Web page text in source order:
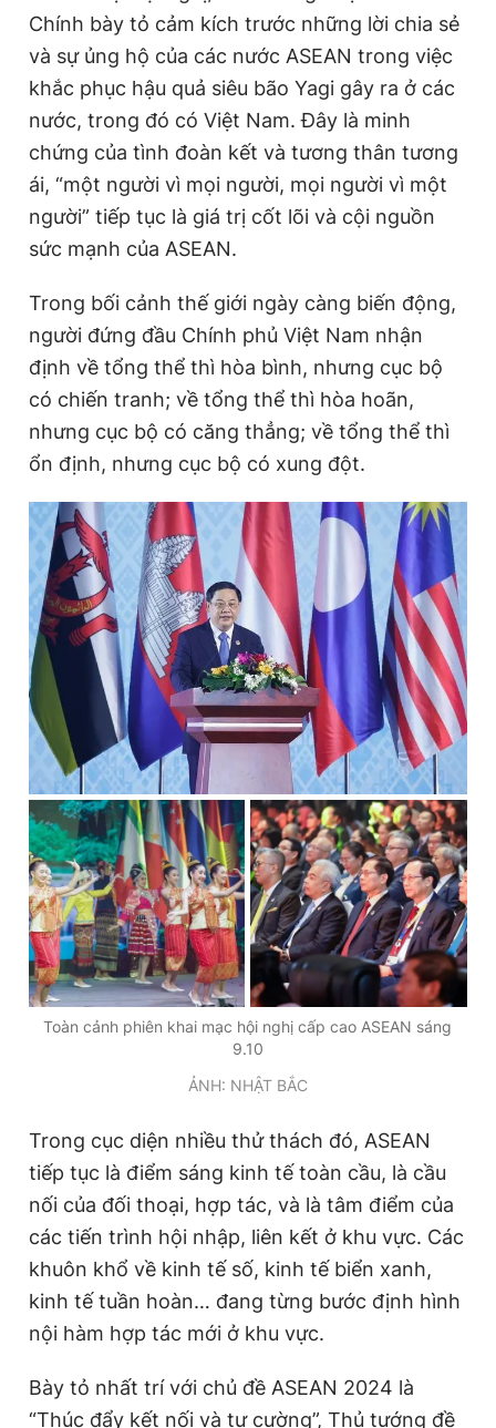
Chính bày tỏ cảm kích trước những lời chia sẻ
và sự ủng hộ của các nước ASEAN trong việc
khắc phục hậu quả siêu bão Yagi gây ra ở các
nước, trong đó có Việt Nam. Đây là minh
chứng của tình đoàn kết và tương thân tương
ái, “một người vì mọi người, mọi người vì một
người” tiếp tục là giá trị cốt lõi và cội nguồn
sức mạnh của ASEAN.
Trong bối cảnh thế giới ngày càng biến động,
người đứng đầu Chính phủ Việt Nam nhận
định về tổng thể thì hòa bình, nhưng cục bộ
có chiến tranh; về tổng thể thì hòa hoãn,
nhưng cục bộ có căng thẳng; về tổng thể thì
ổn định, nhưng cục bộ có xung đột.
Toàn cảnh phiên khai mạc hội nghị cấp cao ASEAN sáng
9.10
ẢNH: NHẬT BẮC
Trong cục diện nhiều thử thách đó, ASEAN
tiếp tục là điểm sáng kinh tế toàn cầu, là cầu
nối của đối thoại, hợp tác, và là tâm điểm của
các tiến trình hội nhập, liên kết ở khu vực. Các
khuôn khổ về kinh tế số, kinh tế biển xanh,
kinh tế tuần hoàn… đang từng bước định hình
nội hàm hợp tác mới ở khu vực.
Bày tỏ nhất trí với chủ đề ASEAN 2024 là
“Thúc đẩy kết nối và tự cường”, Thủ tướng đề